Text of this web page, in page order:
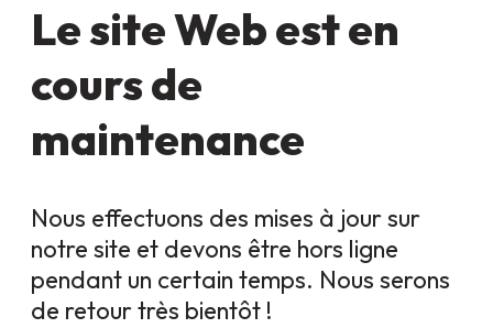
Le site Web est en
cours de
maintenance
Nous effectuons des mises à jour sur
notre site et devons être hors ligne
pendant un certain temps. Nous serons
de retour très bientôt !